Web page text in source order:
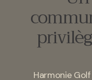
Harmonie